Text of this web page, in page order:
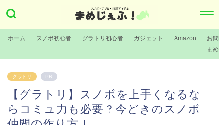
ホーム スノボ初心者 グラトリ初心者 ガジェット Amazon
お
ま
グラトリ PR
【グラトリ】スノボを上手くなるな
らコミュ力も必要？今どきのスノボ